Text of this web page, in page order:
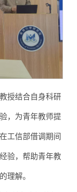
授结合自身科研
，为青年教师提
工信部借调期间
验，帮助青年教
理解。